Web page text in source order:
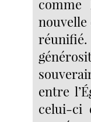
comme
entre
celui-ci